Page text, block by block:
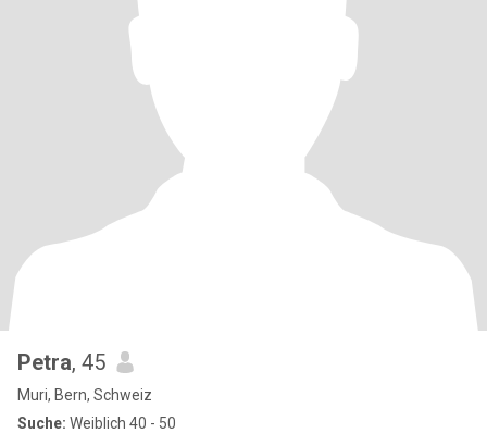
Petra, 45
Muri, Bern, Schweiz
Suche: Weiblich 40 - 50